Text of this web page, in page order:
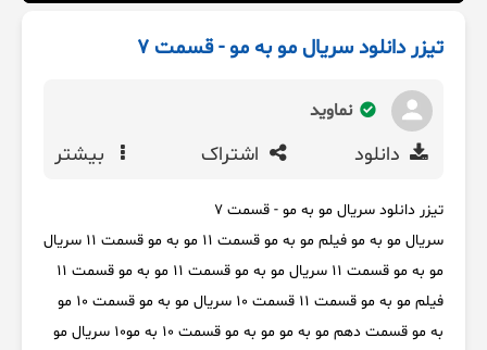
تیزر دانلود سریال مو به مو - قسمت ۷
نماوید
دانلود اشتراک بیشتر
تیزر دانلود سریال مو به مو - قسمت ۷
سریال مو به مو فیلم مو به مو قسمت ۱۱ مو به مو قسمت 11 سریال
مو به مو قسمت ۱۱ سریال مو به مو قسمت ۱۱ مو به مو قسمت 11
فیلم مو به مو قسمت ۱۱ قسمت ۱۰ سریال مو به مو قسمت ۱۰ مو
به مو قسمت دهم مو به مو مو به مو قسمت 10 به مو۱۰ سریال مو